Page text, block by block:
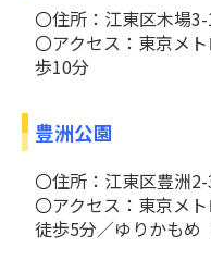
〇住所：江東区木場
〇アクセス：東京メ
歩10分
豊洲公園
〇住所：江東区豊洲
〇アクセス：東京メ
徒歩5分／ゆりかもめ